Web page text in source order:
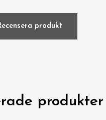
produkt
produkter